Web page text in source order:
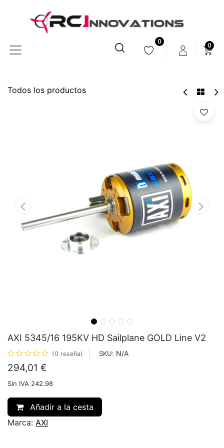
0
0
Todos los productos
AXI 5345/16 195KV HD Sailplane GOLD Line V2
(0 reseña) SKU: N/A
294,01 €
Sin IVA 242.98
Añadir a la cesta
Marca: AXI